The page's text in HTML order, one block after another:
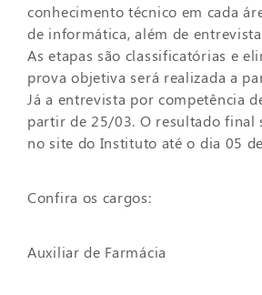
conhecimento técnico em cada
de informática, além de
As etapas são classificatórias e
prova objetiva será realizada a
Já a entrevista por competência
partir de 25/03. O resultado final
no site do Instituto até o dia 05
Confira os cargos:
Auxiliar de Farmácia